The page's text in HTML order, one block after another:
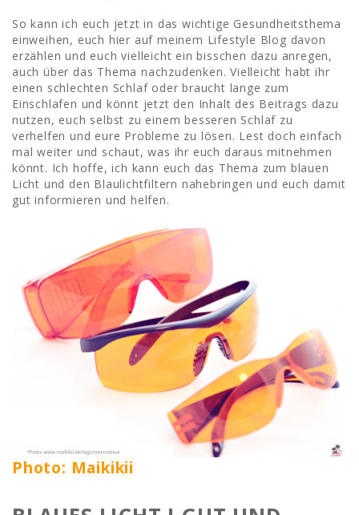
So kann ich euch jetzt in das wichtige Gesundheitsthema
einweihen, euch hier auf meinem Lifestyle Blog davon
erzählen und euch vielleicht ein bisschen dazu anregen,
auch über das Thema nachzudenken. Vielleicht habt ihr
einen schlechten Schlaf oder braucht lange zum
Einschlafen und könnt jetzt den Inhalt des Beitrags dazu
nutzen, euch selbst zu einem besseren Schlaf zu
verhelfen und eure Probleme zu lösen. Lest doch einfach
mal weiter und schaut, was ihr euch daraus mitnehmen
könnt. Ich hoffe, ich kann euch das Thema zum blauen
Licht und den Blaulichtfiltern nahebringen und euch damit
gut informieren und helfen.
Photo: Maikikii